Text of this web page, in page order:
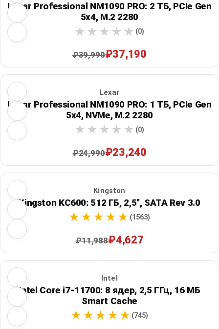
Lexar Professional NM1090 PRO: 2 ТБ, PCIe Gen
5x4, M.2 2280
(0)
₽39,990₽37,190
Lexar
Lexar Professional NM1090 PRO: 1 ТБ, PCIe Gen
5x4, NVMe, M.2 2280
(0)
₽24,990₽23,240
Kingston
Kingston KC600: 512 ГБ, 2,5", SATA Rev 3.0
(1563)
₽11,988₽4,627
Intel
Intel Core i7-11700: 8 ядер, 2,5 ГГц, 16 МБ
Smart Cache
(745)